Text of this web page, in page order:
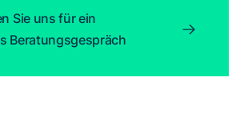
Sie uns für ein
Beratungsgespräch